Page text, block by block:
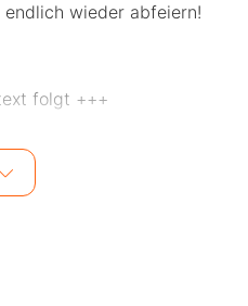
wieder abfeiern!
folgt +++
Info: